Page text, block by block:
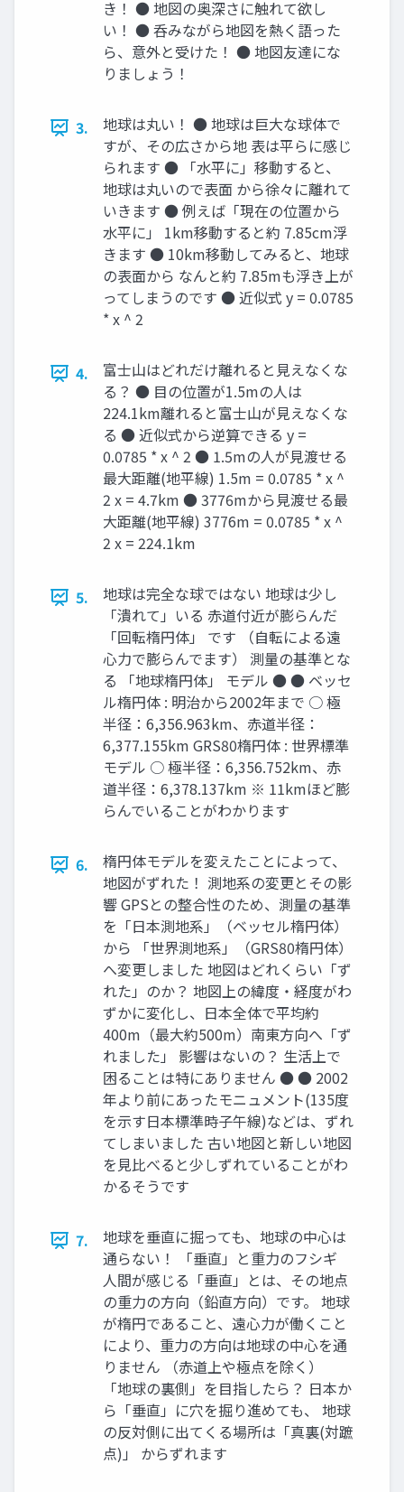
き！ ● 地図の奥深さに触れて欲し
い！ ● 呑みながら地図を熱く語った
ら、意外と受けた！ ● 地図友達にな
りましょう！
3.
地球は丸い！ ● 地球は巨大な球体で
すが、その広さから地 表は平らに感じ
られます ● 「水平に」移動すると、
地球は丸いので表面 から徐々に離れて
いきます ● 例えば「現在の位置から
水平に」 1km移動すると約 7.85cm浮
きます ● 10km移動してみると、地球
の表面から なんと約 7.85mも浮き上が
ってしまうのです ● 近似式 y = 0.0785
* x ^ 2
4.
富士山はどれだけ離れると見えなくな
る？ ● 目の位置が1.5mの人は
224.1km離れると富士山が見えなくな
る ● 近似式から逆算できる y =
0.0785 * x ^ 2 ● 1.5mの人が見渡せる
最大距離(地平線) 1.5m = 0.0785 * x ^
2 x = 4.7km ● 3776mから見渡せる最
大距離(地平線) 3776m = 0.0785 * x ^
2 x = 224.1km
5.
地球は完全な球ではない 地球は少し
「潰れて」いる 赤道付近が膨らんだ
「回転楕円体」 です （自転による遠
心力で膨らんでます） 測量の基準とな
る 「地球楕円体」 モデル ● ● ベッセ
ル楕円体 : 明治から2002年まで ○ 極
半径：6,356.963km、赤道半径：
6,377.155km GRS80楕円体 : 世界標準
モデル ○ 極半径：6,356.752km、赤
道半径：6,378.137km ※ 11kmほど膨
らんでいることがわかります
6.
楕円体モデルを変えたことによって、
地図がずれた！ 測地系の変更とその影
響 GPSとの整合性のため、測量の基準
を「日本測地系」（ベッセル楕円体）
から 「世界測地系」（GRS80楕円体）
へ変更しました 地図はどれくらい「ず
れた」のか？ 地図上の緯度・経度がわ
ずかに変化し、日本全体で平均約
400m（最大約500m）南東方向へ「ず
れました」 影響はないの？ 生活上で
困ることは特にありません ● ● 2002
年より前にあったモニュメント(135度
を示す日本標準時子午線)などは、ずれ
てしまいました 古い地図と新しい地図
を見比べると少しずれていることがわ
かるそうです
7.
地球を垂直に掘っても、地球の中心は
通らない！ 「垂直」と重力のフシギ
人間が感じる「垂直」とは、その地点
の重力の方向（鉛直方向）です。 地球
が楕円であること、遠心力が働くこと
により、重力の方向は地球の中心を通
りません （赤道上や極点を除く）
「地球の裏側」を目指したら？ 日本か
ら「垂直」に穴を掘り進めても、 地球
の反対側に出てくる場所は「真裏(対蹠
点)」 からずれます